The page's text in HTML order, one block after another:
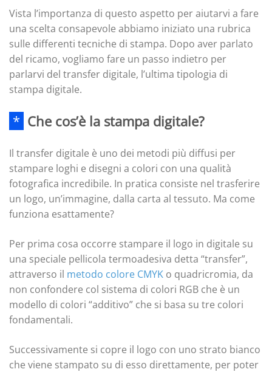
Vista l’importanza di questo aspetto per aiutarvi a fare
una scelta consapevole abbiamo iniziato una rubrica
sulle differenti tecniche di stampa. Dopo aver parlato
del ricamo, vogliamo fare un passo indietro per
parlarvi del transfer digitale, l’ultima tipologia di
stampa digitale.
* Che cos’è la stampa digitale?
Il transfer digitale è uno dei metodi più diffusi per
stampare loghi e disegni a colori con una qualità
fotografica incredibile. In pratica consiste nel trasferire
un logo, un’immagine, dalla carta al tessuto. Ma come
funziona esattamente?
Per prima cosa occorre stampare il logo in digitale su
una speciale pellicola termoadesiva detta “transfer”,
attraverso il metodo colore CMYK o quadricromia, da
non confondere col sistema di colori RGB che è un
modello di colori “additivo” che si basa su tre colori
fondamentali.
Successivamente si copre il logo con uno strato bianco
che viene stampato su di esso direttamente, per poter